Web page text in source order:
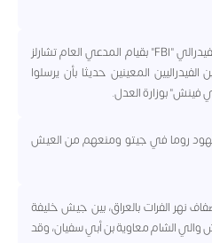
١٩٠٨ - تأسيس مكتب التحقيقات الفيدرالي "FBI" بقيام المدعي العام تشارلز
المعينين حديثا بأن يرسلوا
فينش" بوزارة العدل.
بحشر يهود روما في جيتو ومنعهم من العيش
نهر الفرات بالعراق، بين جيش خليفة
الشام معاوية بن أبي سفيان، وقد